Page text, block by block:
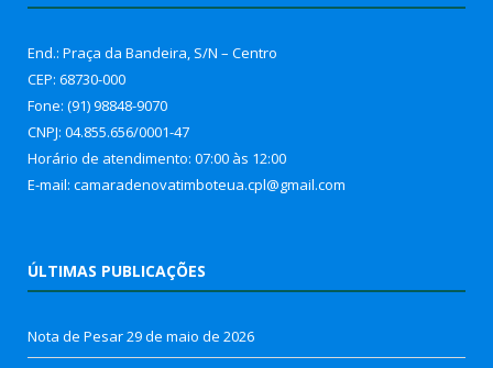
End.: Praça da Bandeira, S/N – Centro
CEP: 68730-000
Fone: (91) 98848-9070
CNPJ: 04.855.656/0001-47
Horário de atendimento: 07:00 às 12:00
E-mail: camaradenovatimboteua.cpl@gmail.com
ÚLTIMAS PUBLICAÇÕES
Nota de Pesar29 de maio de 2026